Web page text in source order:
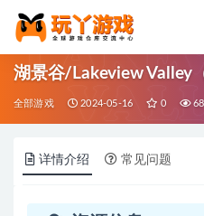
湖景谷/Lakeview Valley
全部游戏 2024-05-16 0 68
详情介绍 常见问题